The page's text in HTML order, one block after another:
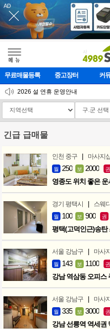
메    뉴
무료매물등록 중고장터 커
2026 설 연휴 운영안내
[업데이트]모바일 하단 고정메뉴 추가
[업데이트] 개선사항 안내
긴급 급매물
인천 중구 | 마사지
월 250 보 2000 권
영종도 위치 좋은
경기 평택시 | 스웨
월 100 보 900 권
평택(고덕인근)송탄
서울 강남구 | 마사
월 143 보 1100 권
강남 역삼동 오피스
서울 강남구 | 마사
월 335 보 3000 권
강남 선릉역 역세권